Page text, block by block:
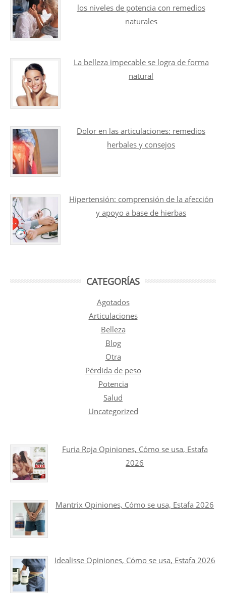
los niveles de potencia con remedios
naturales
La belleza impecable se logra de forma
natural
Dolor en las articulaciones: remedios
herbales y consejos
Hipertensión: comprensión de la afección
y apoyo a base de hierbas
CATEGORÍAS
Agotados
Articulaciones
Belleza
Blog
Otra
Pérdida de peso
Potencia
Salud
Uncategorized
Furia Roja Opiniones, Cómo se usa, Estafa
2026
Mantrix Opiniones, Cómo se usa, Estafa 2026
Idealisse Opiniones, Cómo se usa, Estafa 2026